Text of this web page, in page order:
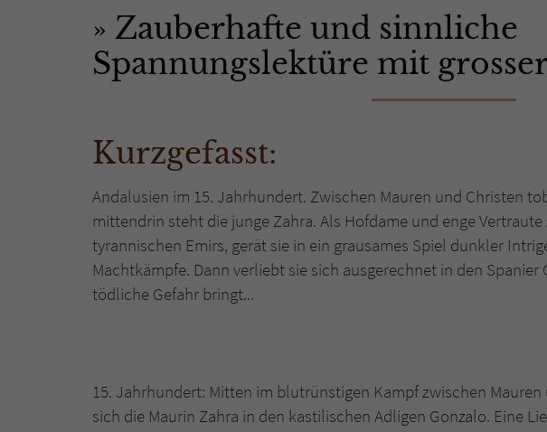
Zauberhafte und sinnliche
Spannungslektüre mit
Kurzgefasst:
Andalusien im 15. Jahrhundert. Zwischen Mauren und Christen
mittendrin steht die junge Zahra. Als Hofdame und enge
tyrannischen Emirs, gerät sie in ein grausames Spiel dunkler
Machtkämpfe. Dann verliebt sie sich ausgerechnet in den Spanier
tödliche Gefahr bringt...
15. Jahrhundert: Mitten im blutrünstigen Kampf zwischen
sich die Maurin Zahra in den kastilischen Adligen Gonzalo. Eine
Name
Anbieter
Name
Anbieter
den